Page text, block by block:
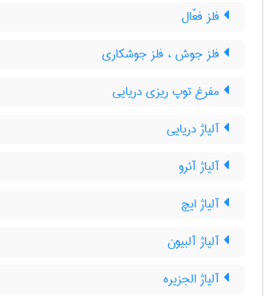
فلز فعّال
فلز جوش ، فلز جوشکاری
مفرغ توپ ریزی دریایی
آلیاژ دریایی
آلیاژ آئرو
آلیاژ ایچ
آلیاژ آلبیون
آلیاژ الجزیره